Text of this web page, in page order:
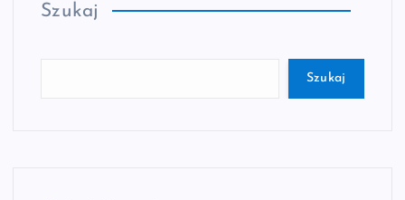
Szukaj
Szukaj